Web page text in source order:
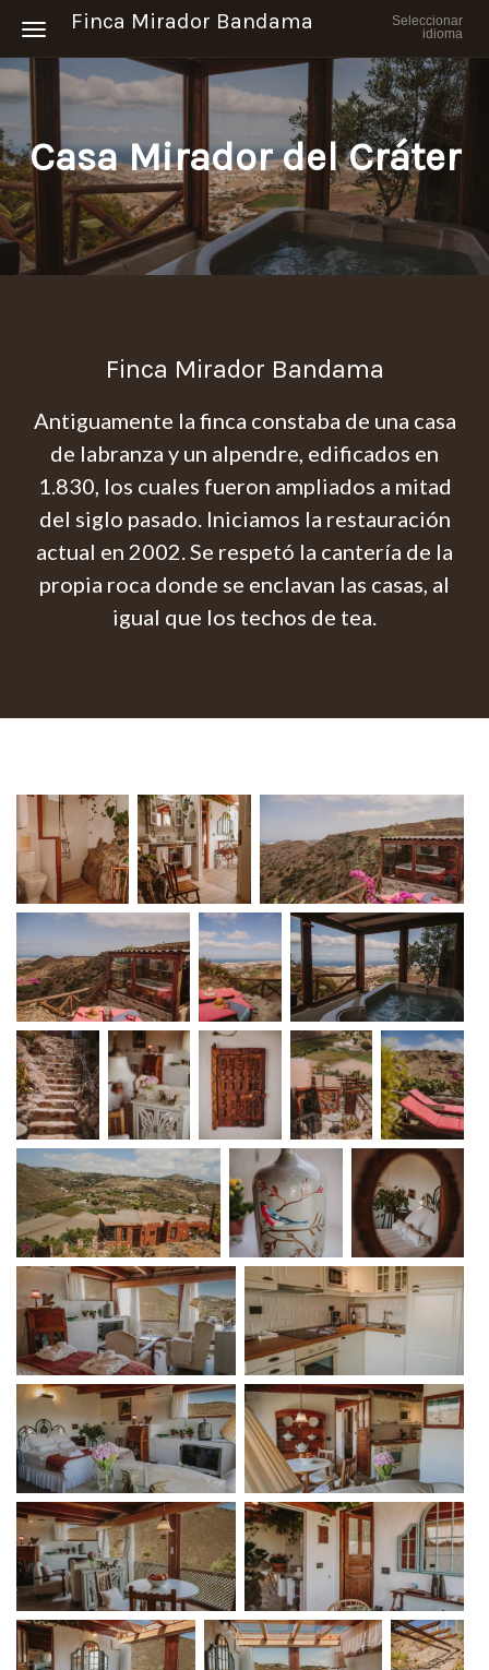
Seleccionar
idioma
Toggle navigation
Finca Mirador Bandama
Casa Mirador del Cráter
Finca Mirador Bandama
Antiguamente la finca constaba de una casa
de labranza y un alpendre, edificados en
1.830, los cuales fueron ampliados a mitad
del siglo pasado. Iniciamos la restauración
actual en 2002. Se respetó la cantería de la
propia roca donde se enclavan las casas, al
igual que los techos de tea.